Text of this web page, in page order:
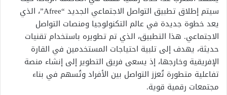
سيتم إطلاق تطبيق التواصل الاجتماعي الجديد “Afree”، الذي
يعد خطوة جديدة في عالم التكنولوجيا ومنصات التواصل
الاجتماعي. هذا التطبيق، الذي تم تطويره باستخدام تقنيات
حديثة، يهدف إلى تلبية احتياجات المستخدمين في القارة
الإفريقية وخارجها، إذ يسعى فريق التطوير إلى إنشاء منصة
تفاعلية متطورة تُعزز التواصل بين الأفراد وتُسهم في بناء
مجتمعات رقمية قوية.